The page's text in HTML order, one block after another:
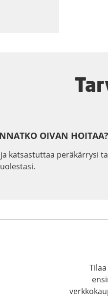
OIVAN HOITAA?
katsastuttaa peräkärrysi